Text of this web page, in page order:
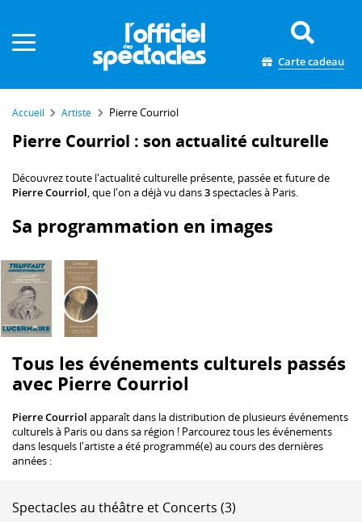
Carte cadeau
Accueil Artiste Pierre Courriol
Pierre Courriol : son actualité culturelle
Découvrez toute l'actualité culturelle présente, passée et future de
Pierre Courriol, que l'on a déjà vu dans3spectacles à Paris.
Sa programmation en images
Tous les événements culturels passés
avec Pierre Courriol
Pierre Courriol apparaît dans la distribution de plusieurs événements
culturels à Paris ou dans sa région ! Parcourez tous les événements
dans lesquels l'artiste a été programmé(e) au cours des dernières
années :
Spectacles au théâtre et Concerts (3)